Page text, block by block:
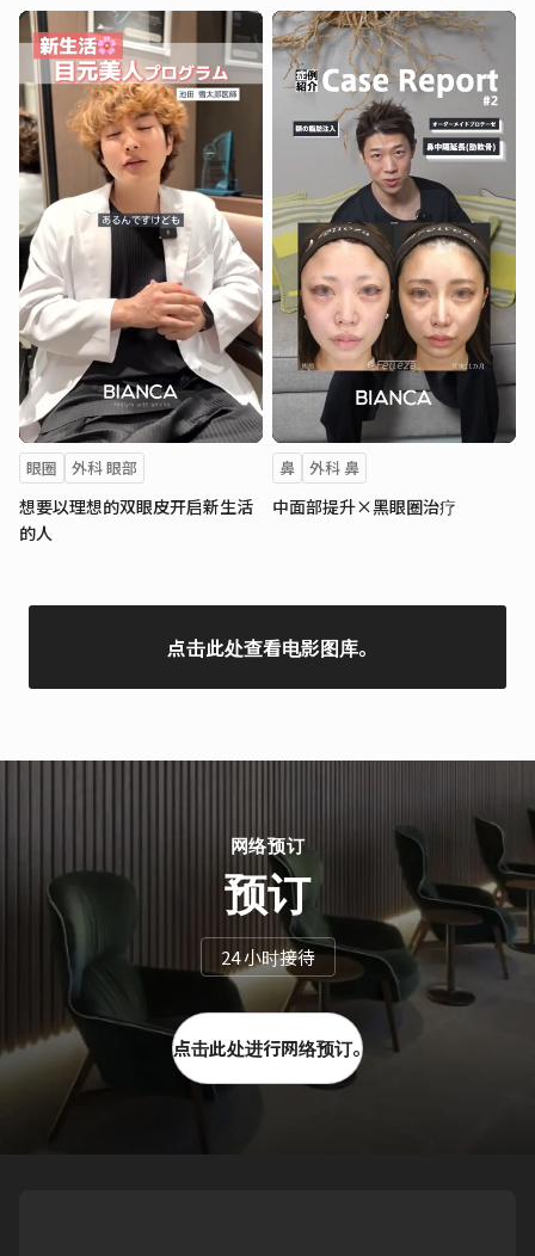
眼圈 外科 眼部
想要以理想的双眼皮开启新生活
的人
鼻 外科 鼻
中面部提升×黑眼圈治疗
点击此处查看电影图库。
网络预订
预订
24 小时接待
点击此处进行网络预订。